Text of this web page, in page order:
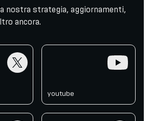
nostra strategia, aggiornamenti,
ancora.
youtube